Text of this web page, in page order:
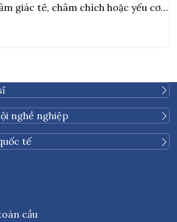
giác tê, châm chích hoặc yếu cơ,
nghề nghiệp
tế
cầu